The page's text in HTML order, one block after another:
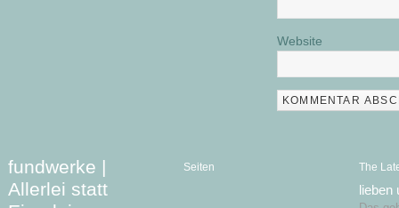
Website
fundwerke |
Allerlei statt
Seiten The
lieben